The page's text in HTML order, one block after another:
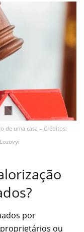
uma casa – Créditos:
por
ou